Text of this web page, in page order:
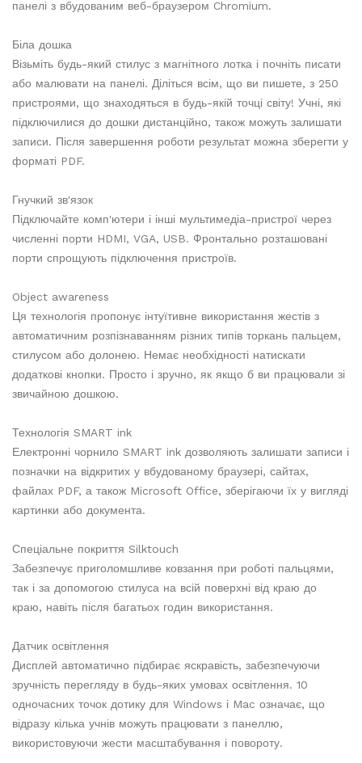
панелі з вбудованим веб-браузером Chromium.
Біла дошка
Візьміть будь-який стилус з магнітного лотка і почніть писати
або малювати на панелі. Діліться всім, що ви пишете, з 250
пристроями, що знаходяться в будь-якій точці світу! Учні, які
підключилися до дошки дистанційно, також можуть залишати
записи. Після завершення роботи результат можна зберегти у
форматі PDF.
Гнучкий зв'язок
Підключайте комп'ютери і інші мультимедіа-пристрої через
численні порти HDMI, VGA, USB. Фронтально розташовані
порти спрощують підключення пристроїв.
Object awareness
Ця технологія пропонує інтуїтивне використання жестів з
автоматичним розпізнаванням різних типів торкань пальцем,
стилусом або долонею. Немає необхідності натискати
додаткові кнопки. Просто і зручно, як якщо б ви працювали зі
звичайною дошкою.
Технологія SMART ink
Електронні чорнило SMART ink дозволяють залишати записи і
позначки на відкритих у вбудованому браузері, сайтах,
файлах PDF, а також Microsoft Office, зберігаючи їх у вигляді
картинки або документа.
Спеціальне покриття Silktouch
Забезпечує приголомшливе ковзання при роботі пальцями,
так і за допомогою стилуса на всій поверхні від краю до
краю, навіть після багатьох годин використання.
Датчик освітлення
Дисплей автоматично підбирає яскравість, забезпечуючи
зручність перегляду в будь-яких умовах освітлення. 10
одночасних точок дотику для Windows і Mac означає, що
відразу кілька учнів можуть працювати з панеллю,
використовуючи жести масштабування і повороту.